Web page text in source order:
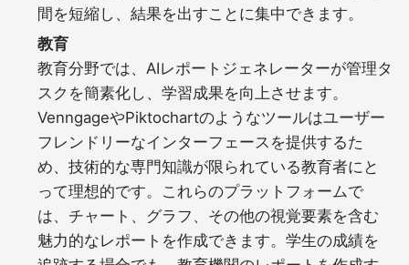
間を短縮し、結果を出すことに集中できます。
教育
教育分野では、AIレポートジェネレーターが管理タ
スクを簡素化し、学習成果を向上させます。
VenngageやPiktochartのようなツールはユーザー
フレンドリーなインターフェースを提供するた
め、技術的な専門知識が限られている教育者にと
って理想的です。これらのプラットフォームで
は、チャート、グラフ、その他の視覚要素を含む
魅力的なレポートを作成できます。学生の成績を